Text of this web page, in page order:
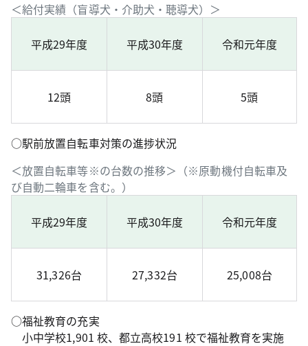
＜給付実績（盲導犬・介助犬・聴導犬）＞
平成29年度 平成30年度 令和元年度
12頭 8頭 5頭
○駅前放置自転車対策の進捗状況
＜放置自転車等※の台数の推移＞（※原動機付自転車及
び自動二輪車を含む。）
平成29年度 平成30年度 令和元年度
31,326台 27,332台 25,008台
○福祉教育の充実
小中学校1,901 校、都立高校191 校で福祉教育を実施